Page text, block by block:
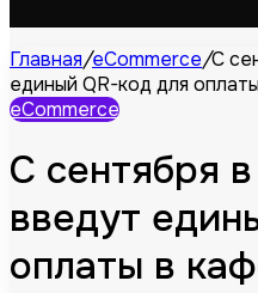
Главная/eCommerce/С
единый QR-код для
eCommerce
С сентября
введут
оплаты в